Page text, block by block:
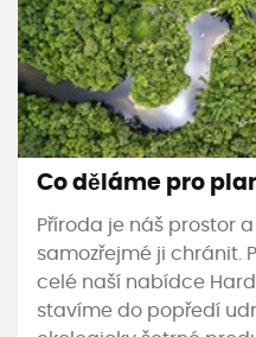
Co děláme pro
Příroda je náš prostor
samozřejmé ji chránit.
celé naší nabídce
stavíme do popředí